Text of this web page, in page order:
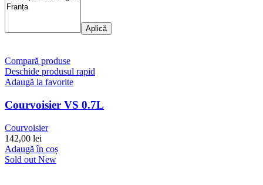
Aplică
Compară produse
Deschide produsul rapid
Adaugă la favorite
Courvoisier VS 0.7L
Courvoisier
142,00 lei
Adaugă în coș
Sold out New